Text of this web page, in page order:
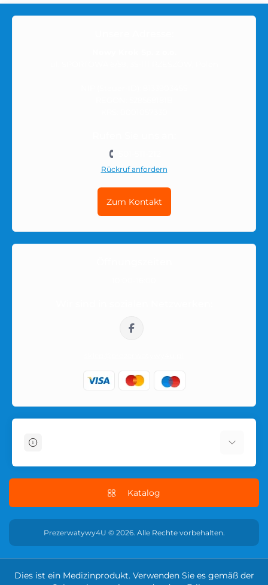
Rückruf anfordern
Zum Kontakt
Schnelle Kondomlieferung in Polen
Условия соглашения
Kontakt
Retouren
Katalog
Prezerwatywy4U © 2026. Alle Rechte vorbehalten.
Dies ist ein Medizinprodukt. Verwenden Sie es gemäß der